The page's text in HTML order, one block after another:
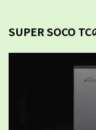
SUPER SOCO